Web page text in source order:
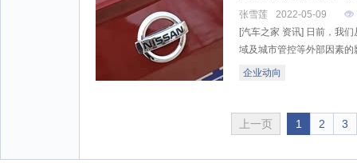
张雪莲
2022-05-09
[汽车之家 资讯] 日前，我
域及城市管控等外部因素
企业动向
上一页 1 2 3